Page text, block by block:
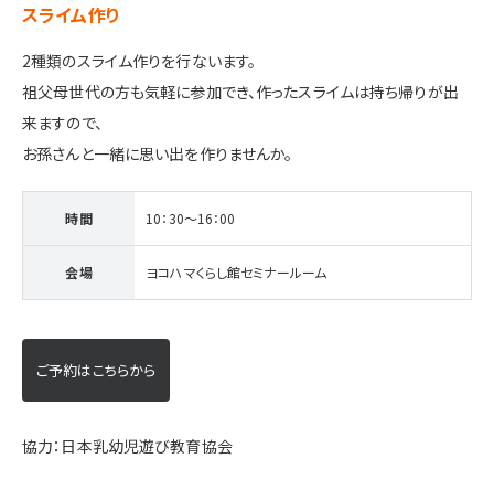
スライム作り
2種類のスライム作りを行ないます。
祖父母世代の方も気軽に参加でき、作ったスライムは持ち帰りが出
来ますので、
お孫さんと一緒に思い出を作りませんか。
時間 10：30～16：00
会場 ヨコハマくらし館セミナールーム
ご予約はこちらから
協力：日本乳幼児遊び教育協会
31 社 55 棟
モデルハウス一覧へ